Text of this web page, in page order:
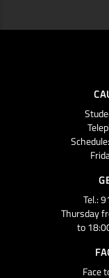
Tel.:
Thursday
to
Face